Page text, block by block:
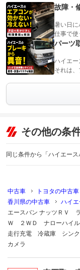
故障・
暑い日に
仕事で
パーツ
ハイエー
それは
その他の条
同じ条件から「ハイエー
中古車 トヨタの中古車
香川県の中古車
ハイ
エースバン ナッツＲＶ
Ｗ ２ＷＤ ナローハイ
走行充電 冷蔵庫 シン
カメラ